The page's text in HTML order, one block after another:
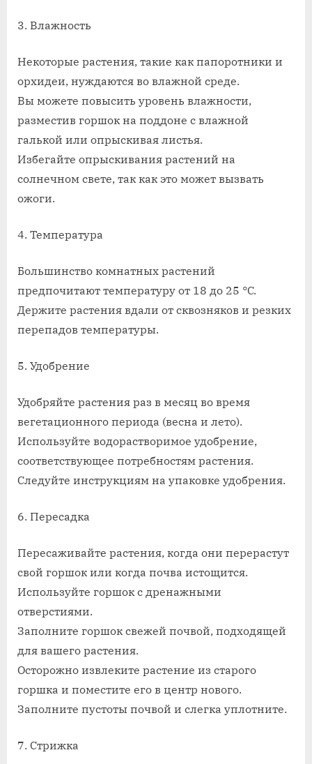
3. Влажность
Некоторые растения, такие как папоротники и
орхидеи, нуждаются во влажной среде.
Вы можете повысить уровень влажности,
разместив горшок на поддоне с влажной
галькой или опрыскивая листья.
Избегайте опрыскивания растений на
солнечном свете, так как это может вызвать
ожоги.
4. Температура
Большинство комнатных растений
предпочитают температуру от 18 до 25 °C.
Держите растения вдали от сквозняков и резких
перепадов температуры.
5. Удобрение
Удобряйте растения раз в месяц во время
вегетационного периода (весна и лето).
Используйте водорастворимое удобрение,
соответствующее потребностям растения.
Следуйте инструкциям на упаковке удобрения.
6. Пересадка
Пересаживайте растения, когда они перерастут
свой горшок или когда почва истощится.
Используйте горшок с дренажными
отверстиями.
Заполните горшок свежей почвой, подходящей
для вашего растения.
Осторожно извлеките растение из старого
горшка и поместите его в центр нового.
Заполните пустоты почвой и слегка уплотните.
7. Стрижка